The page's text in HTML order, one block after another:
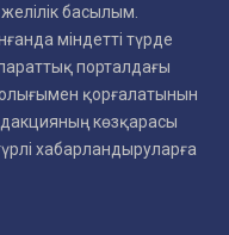
басылым.
міндетті түрде
порталдағы
қорғалатынын
көзқарасы
хабарландыруларға